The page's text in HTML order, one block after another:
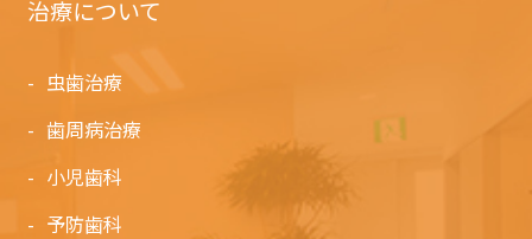
治療について
虫歯治療
歯周病治療
小児歯科
予防歯科